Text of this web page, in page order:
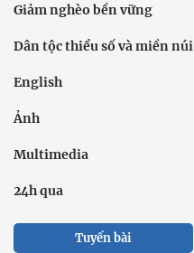
Giảm nghèo bền vững
Dân tộc thiểu số và miền núi
English
Ảnh
Multimedia
24h qua
Tuyến bài